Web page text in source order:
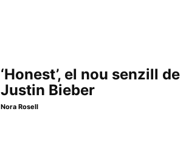
‘Honest’, el nou senzill de
Justin Bieber
Nora Rosell